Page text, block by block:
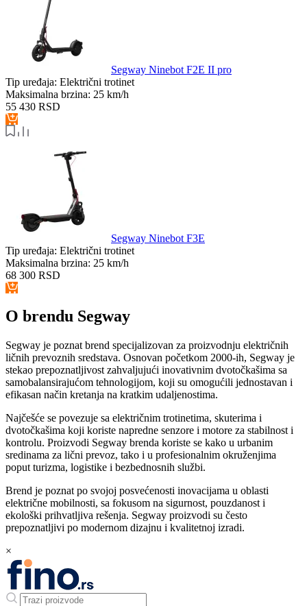
Segway Ninebot F2E II pro
Tip uređaja: Električni trotinet
Maksimalna brzina: 25 km/h
55 430 RSD
Segway Ninebot F3E
Tip uređaja: Električni trotinet
Maksimalna brzina: 25 km/h
68 300 RSD
O brendu Segway
Segway je poznat brend specijalizovan za proizvodnju električnih
ličnih prevoznih sredstava. Osnovan početkom 2000-ih, Segway je
stekao prepoznatljivost zahvaljujući inovativnim dvotočkašima sa
samobalansirajućom tehnologijom, koji su omogućili jednostavan i
efikasan način kretanja na kratkim udaljenostima.
Najčešće se povezuje sa električnim trotinetima, skuterima i
dvotočkašima koji koriste napredne senzore i motore za stabilnost i
kontrolu. Proizvodi Segway brenda koriste se kako u urbanim
sredinama za lični prevoz, tako i u profesionalnim okruženjima
poput turizma, logistike i bezbednosnih službi.
Brend je poznat po svojoj posvećenosti inovacijama u oblasti
električne mobilnosti, sa fokusom na sigurnost, pouzdanost i
ekološki prihvatljiva rešenja. Segway proizvodi su često
prepoznatljivi po modernom dizajnu i kvalitetnoj izradi.
×